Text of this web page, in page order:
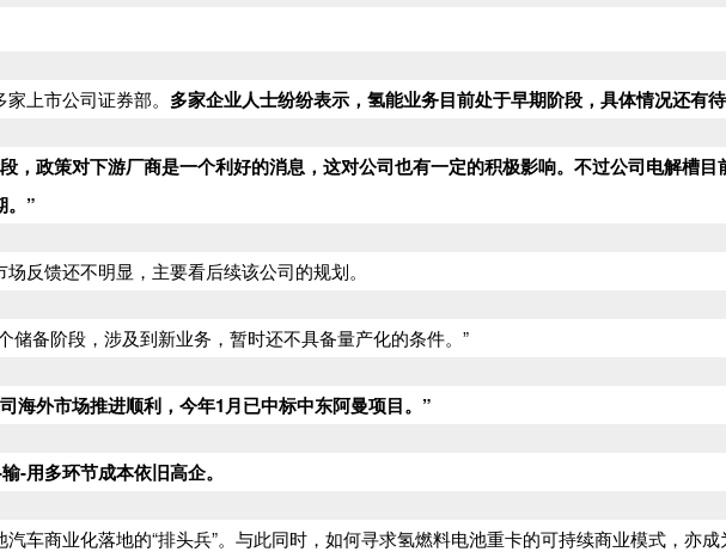
上市公司证券部。 多家企业人士纷纷表示，氢能业务目前处于早期阶段，具体情况还有待
，政策对下游厂商是一个利好的消息，这对公司也有一定的积极影响。不过公司电解槽
。”
反馈还不明显，主要看后续该公司的规划。
备阶段，涉及到新业务，暂时还不具备量产化的条件。”
海外市场推进顺利，今年1月已中标中东阿曼项目。”
-用多环节成本依旧高企。
车商业化落地的“排头兵”。与此同时，如何寻求氢燃料电池重卡的可持续商业模式，亦成